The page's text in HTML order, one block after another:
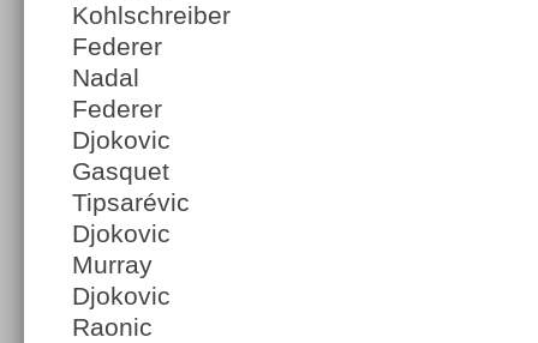
Kohlschreiber
Federer
Nadal
Federer
Djokovic
Gasquet
Tipsarévic
Djokovic
Murray
Djokovic
Raonic